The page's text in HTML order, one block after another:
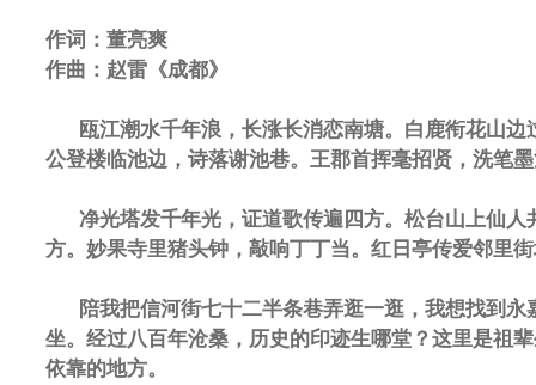
作词：董亮爽
作曲：赵雷《成都》
瓯江潮水千年浪，长涨长消恋南塘。白鹿衔花山边
公登楼临池边，诗落谢池巷。王郡首挥毫招贤，洗笔
净光塔发千年光，证道歌传遍四方。松台山上仙人
方。妙果寺里猪头钟，敲响丁丁当。红日亭传爱邻里
陪我把信河街七十二半条巷弄逛一逛，我想找到永
坐。经过八百年沧桑，历史的印迹生哪堂？这里是祖
依靠的地方。